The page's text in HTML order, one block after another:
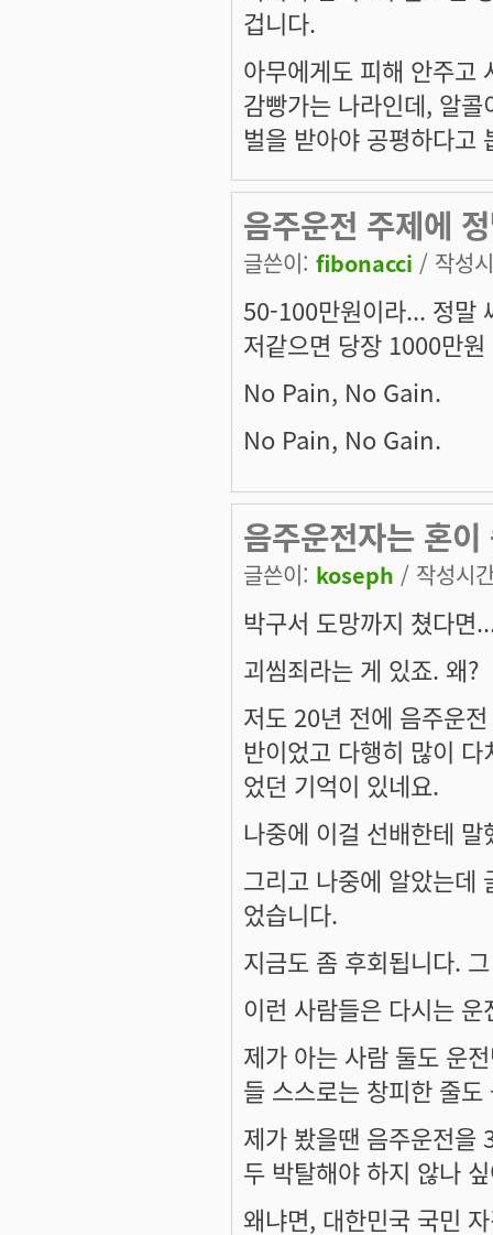
겁니다.
아무에게도 피해 안주고
감빵가는 나라인데, 알
벌을 받아야 공평하다고
음주운전 주제에
글쓴이: fibonacci / 작성
50-100만원이라... 정말
저같으면 당장 1000만
No Pain, No Gain.
No Pain, No Gain.
음주운전자는 혼
글쓴이: koseph / 작성시
박구서 도망까지 쳤다면
괴씸죄라는 게 있죠. 왜?
저도 20년 전에 음주운
반이었고 다행히 많이
었던 기억이 있네요.
나중에 이걸 선배한테
그리고 나중에 알았는데
었습니다.
지금도 좀 후회됩니다.
이런 사람들은 다시는
제가 아는 사람 둘도 운
들 스스로는 창피한 줄도
제가 봤을땐 음주운전을
두 박탈해야 하지 않나
왜냐면, 대한민국 국민